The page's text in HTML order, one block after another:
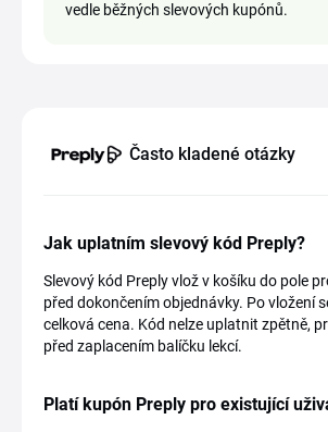
vedle běžných slevových kupónů.
Často kladené otázky
Jak uplatním slevový kód Preply?
Slevový kód Preply vlož v košíku do pole
před dokončením objednávky. Po vložení
celková cena. Kód nelze uplatnit zpětně,
před zaplacením balíčku lekcí.
Platí kupón Preply pro existující